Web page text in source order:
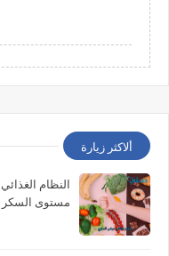
ألاكثر زيارة
النظام
مستوى